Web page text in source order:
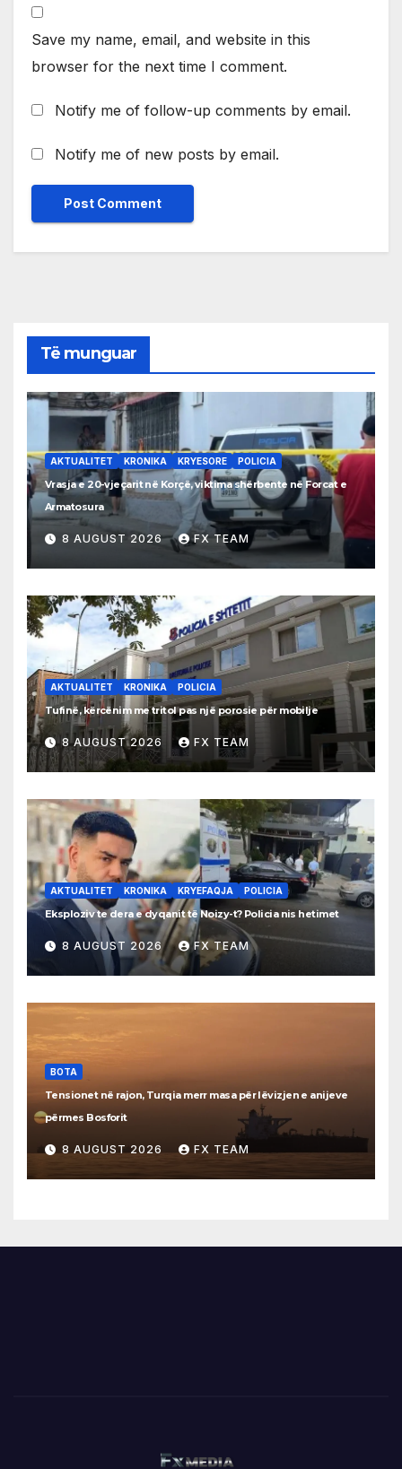
Save my name, email, and website in this
browser for the next time I comment.
Notify me of follow-up comments by email.
Notify me of new posts by email.
Të munguar
AKTUALITET KRONIKA KRYESORE POLICIA
Vrasja e 20-vjeçarit në Korçë, viktima shërbente në Forcat e
Armatosura
8 AUGUST 2026 FX TEAM
AKTUALITET KRONIKA POLICIA
Tufinë, kërcënim me tritol pas një porosie për mobilje
8 AUGUST 2026 FX TEAM
AKTUALITET KRONIKA KRYEFAQJA POLICIA
Eksploziv te dera e dyqanit të Noizy-t? Policia nis hetimet
8 AUGUST 2026 FX TEAM
BOTA
Tensionet në rajon, Turqia merr masa për lëvizjen e anijeve
përmes Bosforit
8 AUGUST 2026 FX TEAM